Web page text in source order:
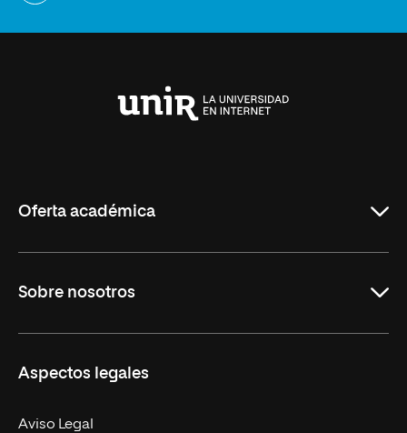
Oferta académica
Másteres Oficiales
Doctorados
Experto Universitario
Sobre nosotros
Facultades
Nuestro Equipo
Aspectos legales
Aviso Legal